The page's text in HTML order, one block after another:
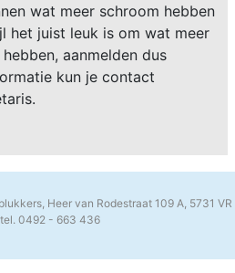
wat meer schroom hebben
het juist leuk is om wat meer
aanmelden dus
kun je contact
Heer van Rodestraat 109 A, 5731 VR
0492 - 663 436